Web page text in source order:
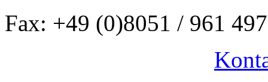
Fax: +49 (0)8051 / 961